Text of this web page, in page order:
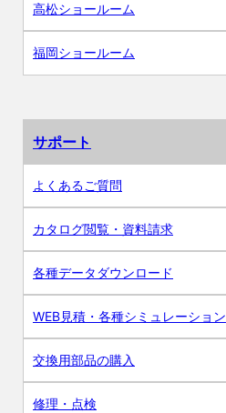
高松ショールーム
福岡ショールーム
サポート
よくあるご質問
カタログ閲覧・資料請求
各種データダウンロード
WEB見積・各種シミュレーション
交換用部品の購入
修理・点検